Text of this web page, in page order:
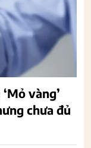
vàng’
chưa đủ